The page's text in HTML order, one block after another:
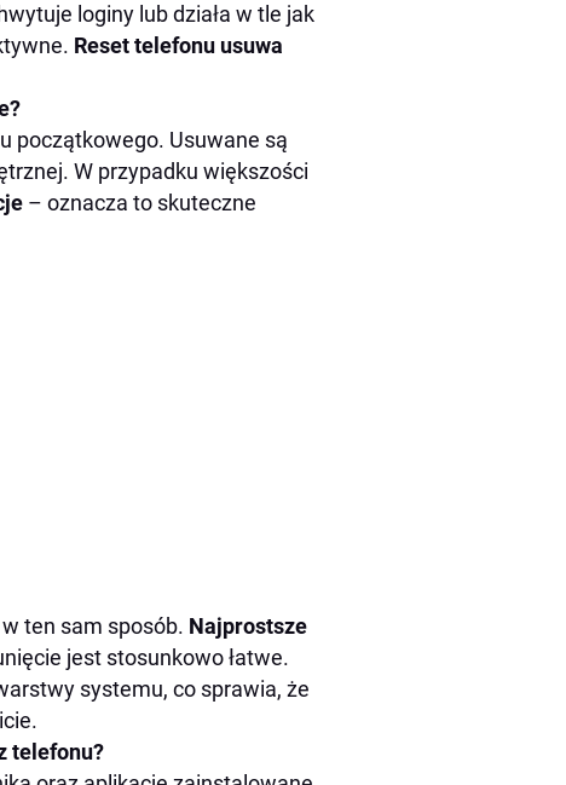
loginy lub działa w tle jak
Reset telefonu usuwa
początkowego. Usuwane są
W przypadku większości
– oznacza to skuteczne
ten sam sposób. Najprostsze
jest stosunkowo łatwe.
systemu, co sprawia, że
telefonu?